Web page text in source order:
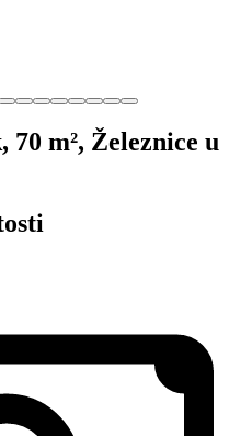
m², Železnice u